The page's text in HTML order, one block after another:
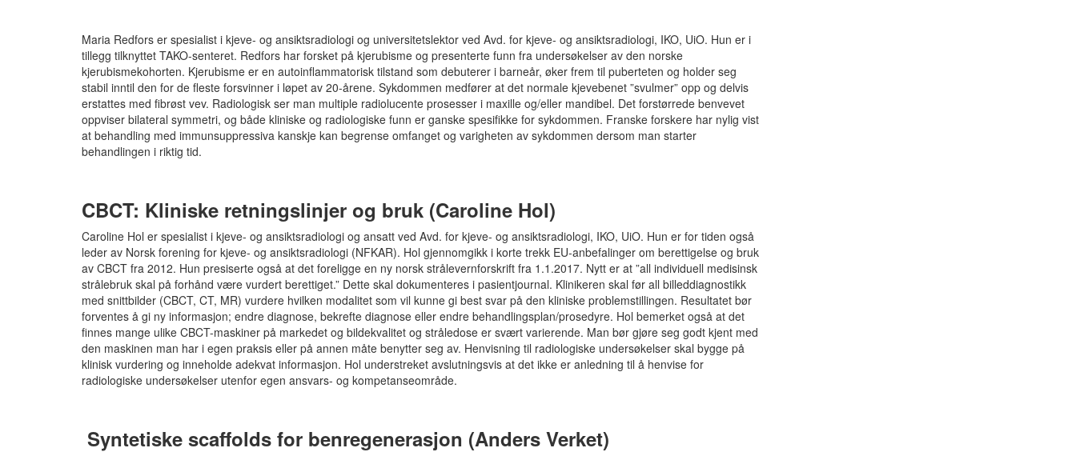
Maria Redfors er spesialist i kjeve- og ansiktsradiologi og universitetslektor ved Avd. for kjeve- og ansiktsradiologi, IKO, UiO. Hun er i
tillegg tilknyttet TAKO-senteret. Redfors har forsket på kjerubisme og presenterte funn fra undersøkelser av den norske
kjerubismekohorten. Kjerubisme er en autoinflammatorisk tilstand som debuterer i barneår, øker frem til puberteten og holder seg
stabil inntil den for de fleste forsvinner i løpet av 20-årene. Sykdommen medfører at det normale kjevebenet ”svulmer” opp og delvis
erstattes med fibrøst vev. Radiologisk ser man multiple radiolucente prosesser i maxille og/eller mandibel. Det forstørrede benvevet
oppviser bilateral symmetri, og både kliniske og radiologiske funn er ganske spesifikke for sykdommen. Franske forskere har nylig vist
at behandling med immunsuppressiva kanskje kan begrense omfanget og varigheten av sykdommen dersom man starter
behandlingen i riktig tid.
CBCT: Kliniske retningslinjer og bruk (Caroline Hol)
Caroline Hol er spesialist i kjeve- og ansiktsradiologi og ansatt ved Avd. for kjeve- og ansiktsradiologi, IKO, UiO. Hun er for tiden også
leder av Norsk forening for kjeve- og ansiktsradiologi (NFKAR). Hol gjennomgikk i korte trekk EU-anbefalinger om berettigelse og bruk
av CBCT fra 2012. Hun presiserte også at det foreligge en ny norsk strålevernforskrift fra 1.1.2017. Nytt er at ”all individuell medisinsk
strålebruk skal på forhånd være vurdert berettiget.” Dette skal dokumenteres i pasientjournal. Klinikeren skal før all billeddiagnostikk
med snittbilder (CBCT, CT, MR) vurdere hvilken modalitet som vil kunne gi best svar på den kliniske problemstillingen. Resultatet bør
forventes å gi ny informasjon; endre diagnose, bekrefte diagnose eller endre behandlingsplan/prosedyre. Hol bemerket også at det
finnes mange ulike CBCT-maskiner på markedet og bildekvalitet og stråledose er svært varierende. Man bør gjøre seg godt kjent med
den maskinen man har i egen praksis eller på annen måte benytter seg av. Henvisning til radiologiske undersøkelser skal bygge på
klinisk vurdering og inneholde adekvat informasjon. Hol understreket avslutningsvis at det ikke er anledning til å henvise for
radiologiske undersøkelser utenfor egen ansvars- og kompetanseområde.
Syntetiske scaffolds for benregenerasjon (Anders Verket)